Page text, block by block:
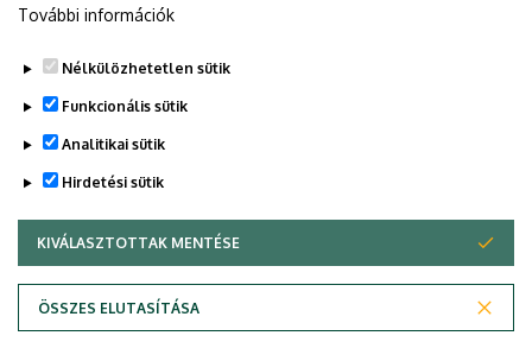
Adatvédelem
További információk
Nélkülözhetetlen sütik
Funkcionális sütik
Analitikai sütik
Hirdetési sütik
KIVÁLASZTOTTAK MENTÉSE
ÖSSZES ELUTASÍTÁSA
WITHDRAW CONSENT